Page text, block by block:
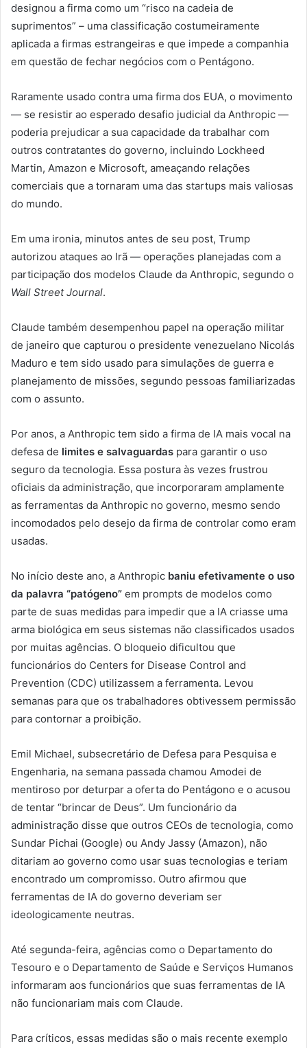
designou a firma como um “risco na cadeia de
suprimentos” – uma classificação costumeiramente
aplicada a firmas estrangeiras e que impede a companhia
em questão de fechar negócios com o Pentágono.
Raramente usado contra uma firma dos EUA, o movimento
— se resistir ao esperado desafio judicial da Anthropic —
poderia prejudicar a sua capacidade da trabalhar com
outros contratantes do governo, incluindo Lockheed
Martin, Amazon e Microsoft, ameaçando relações
comerciais que a tornaram uma das startups mais valiosas
do mundo.
Em uma ironia, minutos antes de seu post, Trump
autorizou ataques ao Irã — operações planejadas com a
participação dos modelos Claude da Anthropic, segundo o
Wall Street Journal.
Claude também desempenhou papel na operação militar
de janeiro que capturou o presidente venezuelano Nicolás
Maduro e tem sido usado para simulações de guerra e
planejamento de missões, segundo pessoas familiarizadas
com o assunto.
Por anos, a Anthropic tem sido a firma de IA mais vocal na
defesa de limites e salvaguardas para garantir o uso
seguro da tecnologia. Essa postura às vezes frustrou
oficiais da administração, que incorporaram amplamente
as ferramentas da Anthropic no governo, mesmo sendo
incomodados pelo desejo da firma de controlar como eram
usadas.
No início deste ano, a Anthropic baniu efetivamente o uso
da palavra “patógeno” em prompts de modelos como
parte de suas medidas para impedir que a IA criasse uma
arma biológica em seus sistemas não classificados usados
por muitas agências. O bloqueio dificultou que
funcionários do Centers for Disease Control and
Prevention (CDC) utilizassem a ferramenta. Levou
semanas para que os trabalhadores obtivessem permissão
para contornar a proibição.
Emil Michael, subsecretário de Defesa para Pesquisa e
Engenharia, na semana passada chamou Amodei de
mentiroso por deturpar a oferta do Pentágono e o acusou
de tentar “brincar de Deus”. Um funcionário da
administração disse que outros CEOs de tecnologia, como
Sundar Pichai (Google) ou Andy Jassy (Amazon), não
ditariam ao governo como usar suas tecnologias e teriam
encontrado um compromisso. Outro afirmou que
ferramentas de IA do governo deveriam ser
ideologicamente neutras.
Até segunda-feira, agências como o Departamento do
Tesouro e o Departamento de Saúde e Serviços Humanos
informaram aos funcionários que suas ferramentas de IA
não funcionariam mais com Claude.
Para críticos, essas medidas são o mais recente exemplo